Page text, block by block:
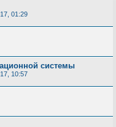
01:29
системы
10:57